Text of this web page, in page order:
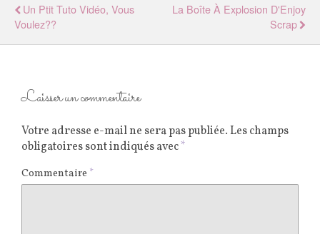
Un Ptit Tuto Vidéo, Vous
Voulez??
La Boîte À Explosion D'Enjoy
Scrap
Laisser un commentaire
Votre adresse e-mail ne sera pas publiée.Les champs
obligatoires sont indiqués avec*
Commentaire *